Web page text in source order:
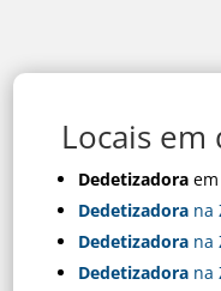
Locais
Dedetizadora
Dedetizadora na
Dedetizadora na
Dedetizadora na